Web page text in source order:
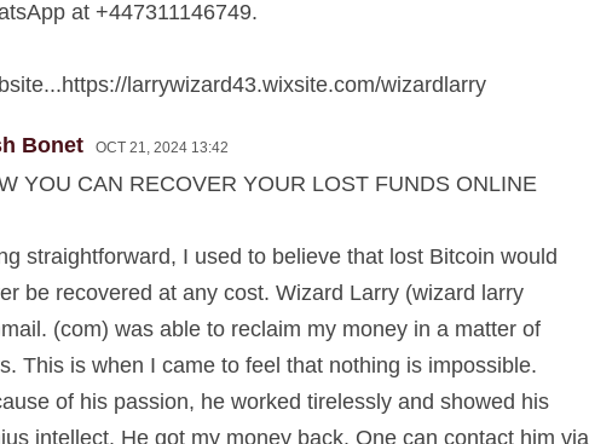
at +447311146749.
larrywizard43.wixsite.com/wizardlarry
Bonet OCT 21, 2024 13:42
YOU CAN RECOVER YOUR LOST FUNDS ONLINE
straightforward, I used to believe that lost Bitcoin would
be recovered at any cost. Wizard Larry (wizard larry
(com) was able to reclaim my money in a matter of
This is when I came to feel that nothing is impossible.
of his passion, he worked tirelessly and showed his
intellect. He got my money back. One can contact him via